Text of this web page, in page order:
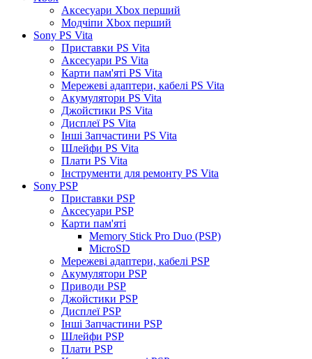
Аксесуари Xbox перший
Модчіпи Xbox перший
Sony PS Vita
Приставки PS Vita
Аксесуари PS Vita
Карти пам'яті PS Vita
Мережеві адаптери, кабелі PS Vita
Акумулятори PS Vita
Джойстики PS Vita
Дисплеї PS Vita
Інші Запчастини PS Vita
Шлейфи PS Vita
Плати PS Vita
Інструменти для ремонту PS Vita
Sony PSP
Приставки PSP
Аксесуари PSP
Карти пам'яті
Memory Stick Pro Duo (PSP)
MicroSD
Мережеві адаптери, кабелі PSP
Акумулятори PSP
Приводи PSP
Джойстики PSP
Дисплеї PSP
Інші Запчастини PSP
Шлейфи PSP
Плати PSP